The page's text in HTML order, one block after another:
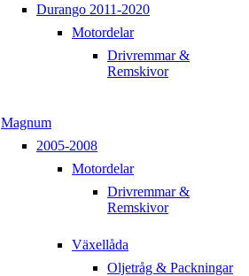
Durango 2011-2020
Motordelar
Drivremmar &
Remskivor
Magnum
2005-2008
Motordelar
Drivremmar &
Remskivor
Växellåda
Oljetråg & Packningar